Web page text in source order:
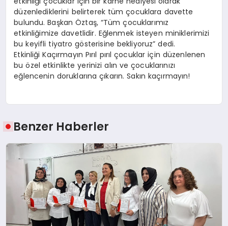
düzenlediklerini belirterek tüm çocuklara davette
bulundu. Başkan Öztaş, “Tüm çocuklarımız
etkinliğimize davetlidir. Eğlenmek isteyen miniklerimizi
bu keyifli tiyatro gösterisine bekliyoruz” dedi.
Etkinliği Kaçırmayın Pırıl pırıl çocuklar için düzenlenen
bu özel etkinlikte yerinizi alın ve çocuklarınızı
eğlencenin doruklarına çıkarın. Sakın kaçırmayın!
Benzer Haberler